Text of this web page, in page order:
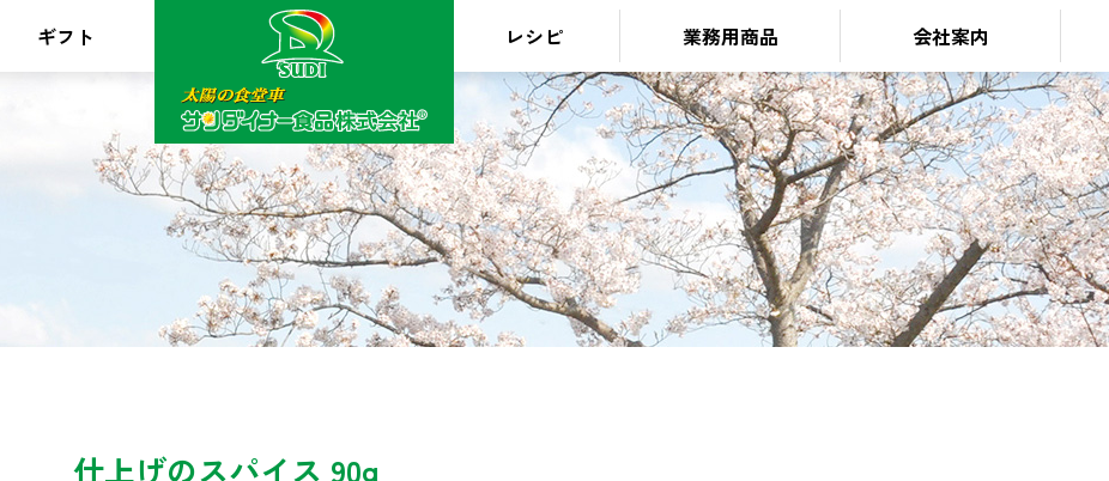
ギフト レシピ 業務用商品 会社案内
仕上げのスパイス 90g